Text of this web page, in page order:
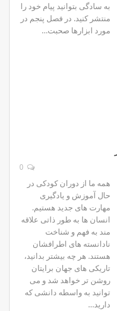
به سادگی بتوانید پیام خود را
منتشر کنید. در فصل پنجم در
مورد ابزارها صحبت…
همه ما از دوران کودکی در
حال آموزش و یادگیری
مهارت های جدید هستیم.
انسان ها به طور ذاتی علاقه
مند به فهم و شناخت
نادانسته های اطرافشان
هستند. هر چه بیشتر بدانید،
تاریکی های جهان برایتان
روشن تر خواهد شد و می
توانید به واسطه دانشی که
دارید…